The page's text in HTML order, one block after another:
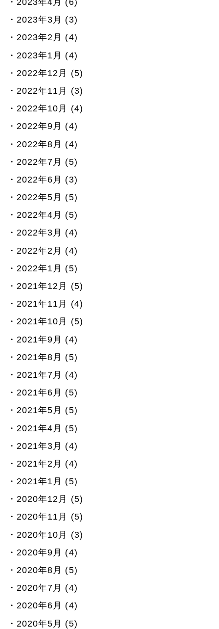
2023年3月 (3)
2023年2月 (4)
2023年1月 (4)
2022年12月 (5)
2022年11月 (3)
2022年10月 (4)
2022年9月 (4)
2022年8月 (4)
2022年7月 (5)
2022年6月 (3)
2022年5月 (5)
2022年4月 (5)
2022年3月 (4)
2022年2月 (4)
2022年1月 (5)
2021年12月 (5)
2021年11月 (4)
2021年10月 (5)
2021年9月 (4)
2021年8月 (5)
2021年7月 (4)
2021年6月 (5)
2021年5月 (5)
2021年4月 (5)
2021年3月 (4)
2021年2月 (4)
2021年1月 (5)
2020年12月 (5)
2020年11月 (5)
2020年10月 (3)
2020年9月 (4)
2020年8月 (5)
2020年7月 (4)
2020年6月 (4)
2020年5月 (5)